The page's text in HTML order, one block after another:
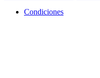
Condiciones